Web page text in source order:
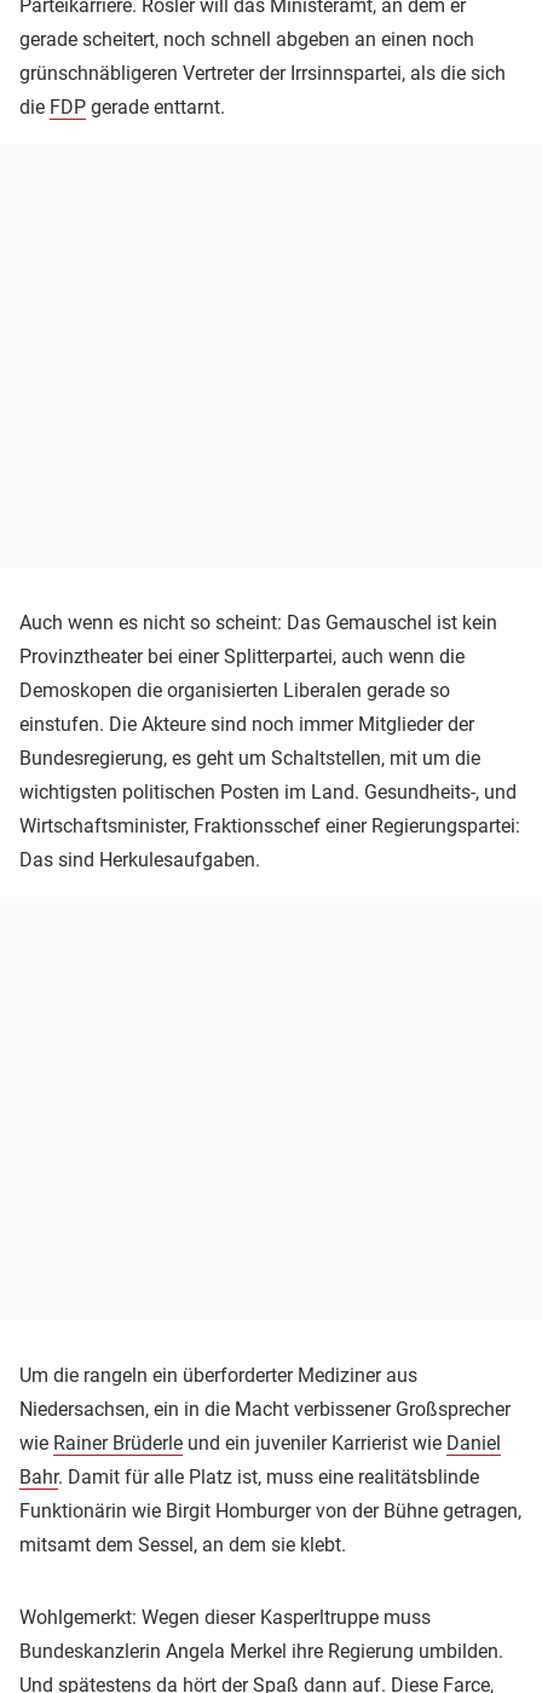
Parteikarriere. Rösler will das Ministeramt, an dem er
gerade scheitert, noch schnell abgeben an einen noch
grünschnäbligeren Vertreter der Irrsinnspartei, als die sich
die FDP gerade enttarnt.
Auch wenn es nicht so scheint: Das Gemauschel ist kein
Provinztheater bei einer Splitterpartei, auch wenn die
Demoskopen die organisierten Liberalen gerade so
einstufen. Die Akteure sind noch immer Mitglieder der
Bundesregierung, es geht um Schaltstellen, mit um die
wichtigsten politischen Posten im Land. Gesundheits-, und
Wirtschaftsminister, Fraktionsschef einer Regierungspartei:
Das sind Herkulesaufgaben.
Um die rangeln ein überforderter Mediziner aus
Niedersachsen, ein in die Macht verbissener Großsprecher
wie Rainer Brüderle und ein juveniler Karrierist wie Daniel
Bahr. Damit für alle Platz ist, muss eine realitätsblinde
Funktionärin wie Birgit Homburger von der Bühne getragen,
mitsamt dem Sessel, an dem sie klebt.
Wohlgemerkt: Wegen dieser Kasperltruppe muss
Bundeskanzlerin Angela Merkel ihre Regierung umbilden.
Und spätestens da hört der Spaß dann auf. Diese Farce,